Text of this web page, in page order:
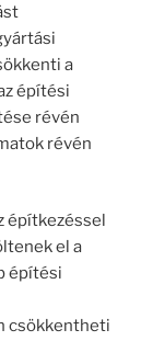
a
építési
révén
révén
építkezéssel
el a
építési
csökkentheti